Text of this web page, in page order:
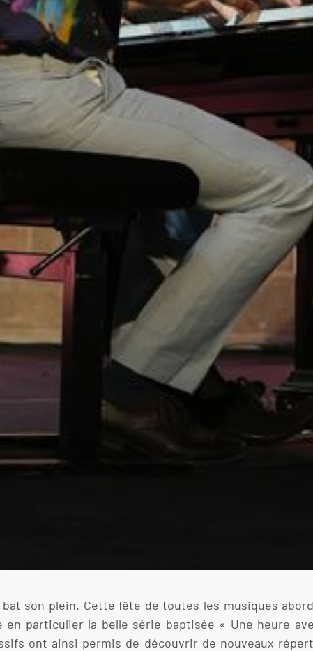
bat son plein. Cette fête de toutes les musiques
en particulier la belle série baptisée « Une heure
ont ainsi permis de découvrir de nouveaux